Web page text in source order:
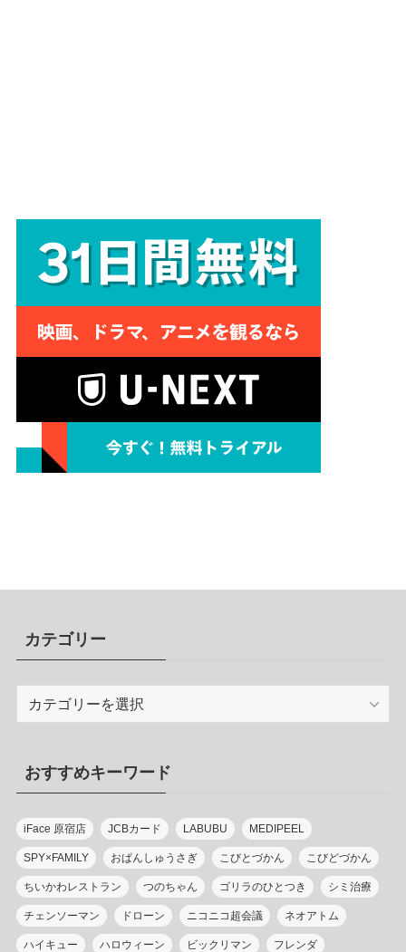
カテゴリー
リ
ー
おすすめキーワード
iFace 原宿店 JCBカード LABUBU MEDIPEEL
SPY×FAMILY おぱんしゅうさぎ こびとづかん こびどづかん
ちいかわレストラン つのちゃん ゴリラのひとつき シミ治療
チェンソーマン ドローン ニコニコ超会議 ネオアトム
ハイキュー ハロウィーン ビックリマン フレンダ